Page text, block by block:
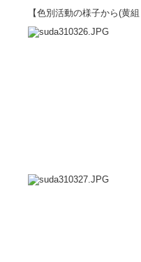
【色別活動の様子から(黄組